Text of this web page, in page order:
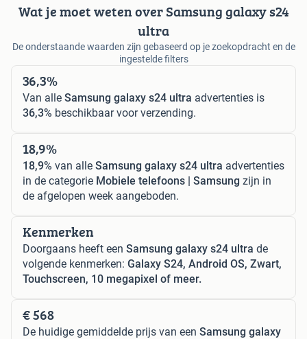
Wat je moet weten over Samsung galaxy s24
ultra
De onderstaande waarden zijn gebaseerd op je zoekopdracht en de
ingestelde filters
36,3%
Van alle Samsung galaxy s24 ultra advertenties is
36,3% beschikbaar voor verzending.
18,9%
18,9% van alle Samsung galaxy s24 ultra advertenties
in de categorie Mobiele telefoons | Samsung zijn in
de afgelopen week aangeboden.
Kenmerken
Doorgaans heeft een Samsung galaxy s24 ultra de
volgende kenmerken: Galaxy S24, Android OS, Zwart,
Touchscreen, 10 megapixel of meer.
€ 568
De huidige gemiddelde prijs van een Samsung galaxy